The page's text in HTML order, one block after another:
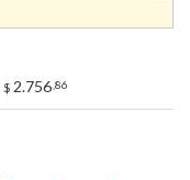
$ 2.756 ,86